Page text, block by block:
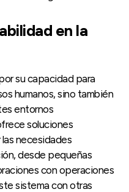
en la
su capacidad para
humanos, sino también
entornos
soluciones
necesidades
desde pequeñas
con operaciones
sistema con otras